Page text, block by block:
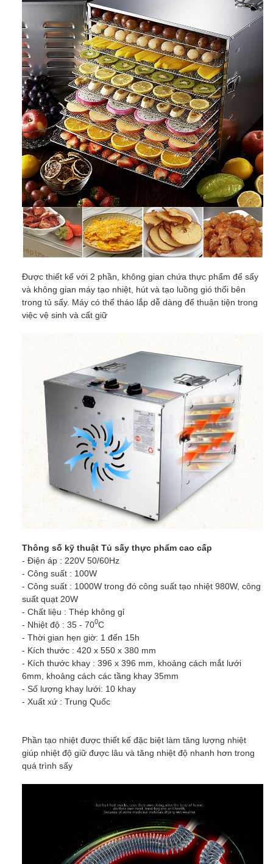
Được thiết kế với 2 phần, không gian chứa thực phẩm để sấy
và không gian máy tạo nhiệt, hút và tạo luồng gió thổi bên
trong tủ sấy. Máy có thể tháo lắp dễ dàng để thuận tiện trong
việc vệ sinh và cất giữ
Thông số kỹ thuật Tủ sấy thực phẩm cao cấp
- Điện áp : 220V 50/60Hz
- Công suất : 100W
- Công suất : 1000W trong đó công suất tạo nhiệt 980W, công
suất quạt 20W
- Chất liệu : Thép không gỉ
- Nhiệt độ : 35 - 700C
- Thời gian hẹn giờ: 1 đến 15h
- Kích thước : 420 x 550 x 380 mm
- Kích thước khay : 396 x 396 mm, khoảng cách mắt lưới
6mm, khoảng cách các tầng khay 35mm
- Số lượng khay lưới: 10 khay
- Xuất xứ : Trung Quốc
Phần tạo nhiệt được thiết kế đặc biệt làm tăng lượng nhiệt
giúp nhiệt độ giữ được lâu và tăng nhiệt độ nhanh hơn trong
quá trình sấy